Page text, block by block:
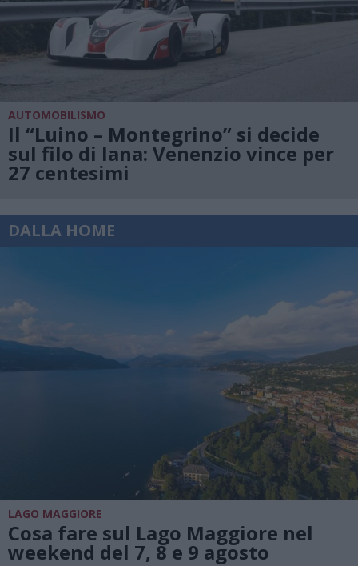
AUTOMOBILISMO
Il “Luino – Montegrino” si decide
sul filo di lana: Venenzio vince per
27 centesimi
DALLA HOME
LAGO MAGGIORE
Cosa fare sul Lago Maggiore nel
weekend del 7, 8 e 9 agosto